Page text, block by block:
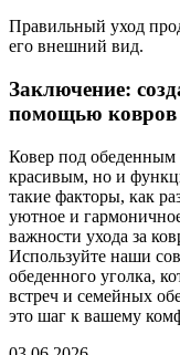
Правильный уход
его внешний вид.
Заключение:
помощью ковров
Ковер под обеденным
красивым, но и
такие факторы, как
уютное и
важности ухода за
Используйте наши
обеденного уголка,
встреч и семейных
это шаг к вашему